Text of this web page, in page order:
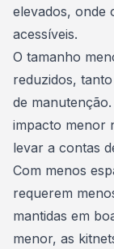
elevados, onde
acessíveis.
O tamanho
reduzidos,
de manutenção
impacto menor
levar a contas
Com menos
requerem
mantidas em
menor, as